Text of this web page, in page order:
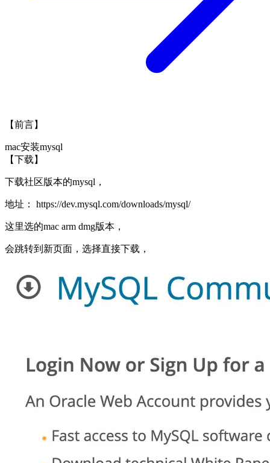
【前言】
mac安装mysql
【下载】
下载社区版本的mysql，
地址： https://dev.mysql.com/downloads/mysql/
这里选的mac arm dmg版本，
会跳转到新页面，选择直接下载，